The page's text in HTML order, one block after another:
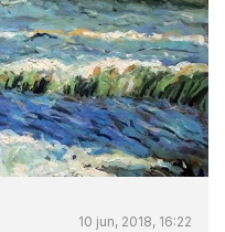
10 jun, 2018, 16:22